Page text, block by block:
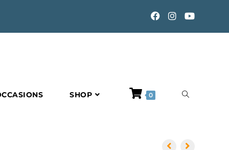
SHOP 0 TOGGLE